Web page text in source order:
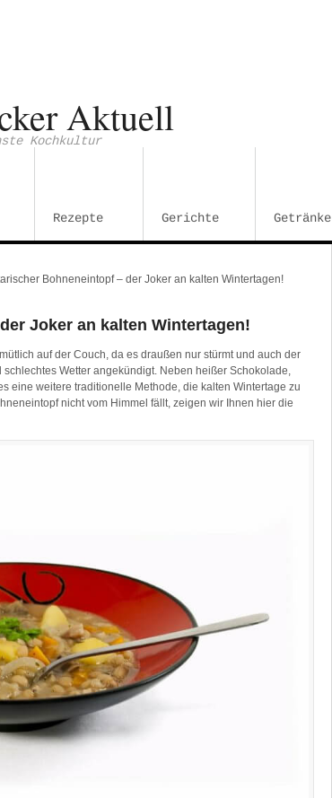
Aktuell
Kochkultur
Rezepte Gerichte Getränke
Bohneneintopf – der Joker an kalten Wintertagen!
Joker an kalten Wintertagen!
auf der Couch, da es draußen nur stürmt und auch der
Wetter angekündigt. Neben heißer Schokolade,
eine weitere traditionelle Methode, die kalten Wintertage zu
nicht vom Himmel fällt, zeigen wir Ihnen hier die